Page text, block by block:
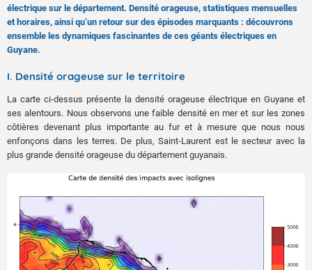
électrique sur le département. Densité orageuse, statistiques mensuelles
et horaires, ainsi qu’un retour sur des épisodes marquants : découvrons
ensemble les dynamiques fascinantes de ces géants électriques en
Guyane.
I. Densité orageuse sur le territoire
La carte ci-dessus présente la densité orageuse électrique en Guyane et
ses alentours. Nous observons une faible densité en mer et sur les zones
côtières devenant plus importante au fur et à mesure que nous nous
enfonçons dans les terres. De plus, Saint-Laurent est le secteur avec la
plus grande densité orageuse du département guyanais.